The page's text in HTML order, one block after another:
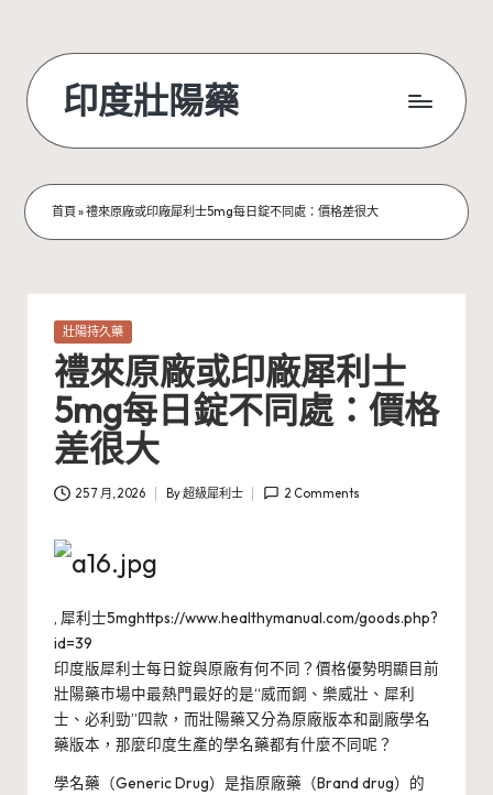
content
印度壯陽藥
首頁»禮來原廠或印廠犀利士5mg每日錠不同處：價格差很大
Posted
in
壯陽持久藥
禮來原廠或印廠犀利士
5mg每日錠不同處：價格
差很大
25 7 月, 2026
Posted
By超級犀利士 2 Comments
, 犀利士5mghttps://www.healthymanual.com/goods.php?
id=39
印度版犀利士每日錠與原廠有何不同？價格優勢明顯目前
壯陽藥市場中最熱門最好的是“威而鋼、樂威壯、犀利
士、必利勁”四款，而壯陽藥又分為原廠版本和副廠學名
藥版本，那麼印度生產的學名藥都有什麼不同呢？
學名藥（Generic Drug）是指原廠藥（Brand drug）的